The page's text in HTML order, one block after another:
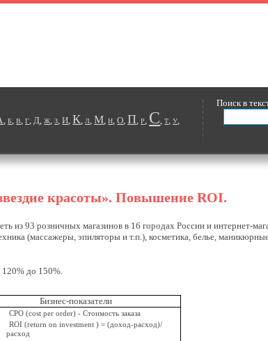
Поиск в
,Б,В,Г,Д,Ж,З,И,К,Л,М,Н,О,П,Р, С,Т,У,
красоты». Повышение ROI.
из 93 розничных магазинов в 16 городах России и интернет-
(массажеры, эпиляторы и т.п.), косметика, белье,
120% до 150%.
Бизнес-показатели
СРО (cost per order) - Стоимость заказа
ROI (return on investment ) = (доход-расход)/
расход